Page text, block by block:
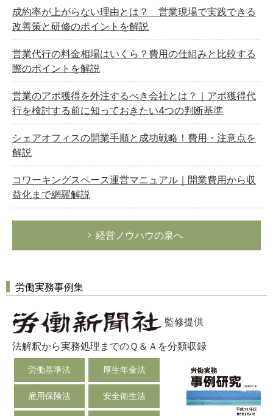
成約率が上がらない理由とは？ 営業現場で実践できる
改善策と研修のポイントを解説
営業代行の料金相場はいくら？費用の仕組みと比較する
際のポイントを解説
営業のアポ獲得を外注するべき会社とは？｜アポ獲得代
行を検討する前に知っておきたい4つの判断基準
シェアオフィスの開業手順と成功戦略！費用・注意点を
解説
コワーキングスペース運営マニュアル｜開業費用から収
益化まで網羅解説
経営ノウハウの泉へ
労働実務事例集
監修提供
法解釈から実務処理までのＱ＆Ａを分類収録
労働基準法 厚生年金法
雇用保険法 安全衛生法